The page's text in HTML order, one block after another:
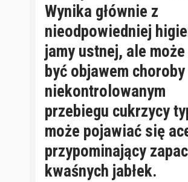
Wynika głównie z
nieodpowiedniej
jamy ustnej, ale
być objawem
niekontrolowanym
przebiegu cukrzycy
może pojawiać się
przypominający
kwaśnych jabłek.